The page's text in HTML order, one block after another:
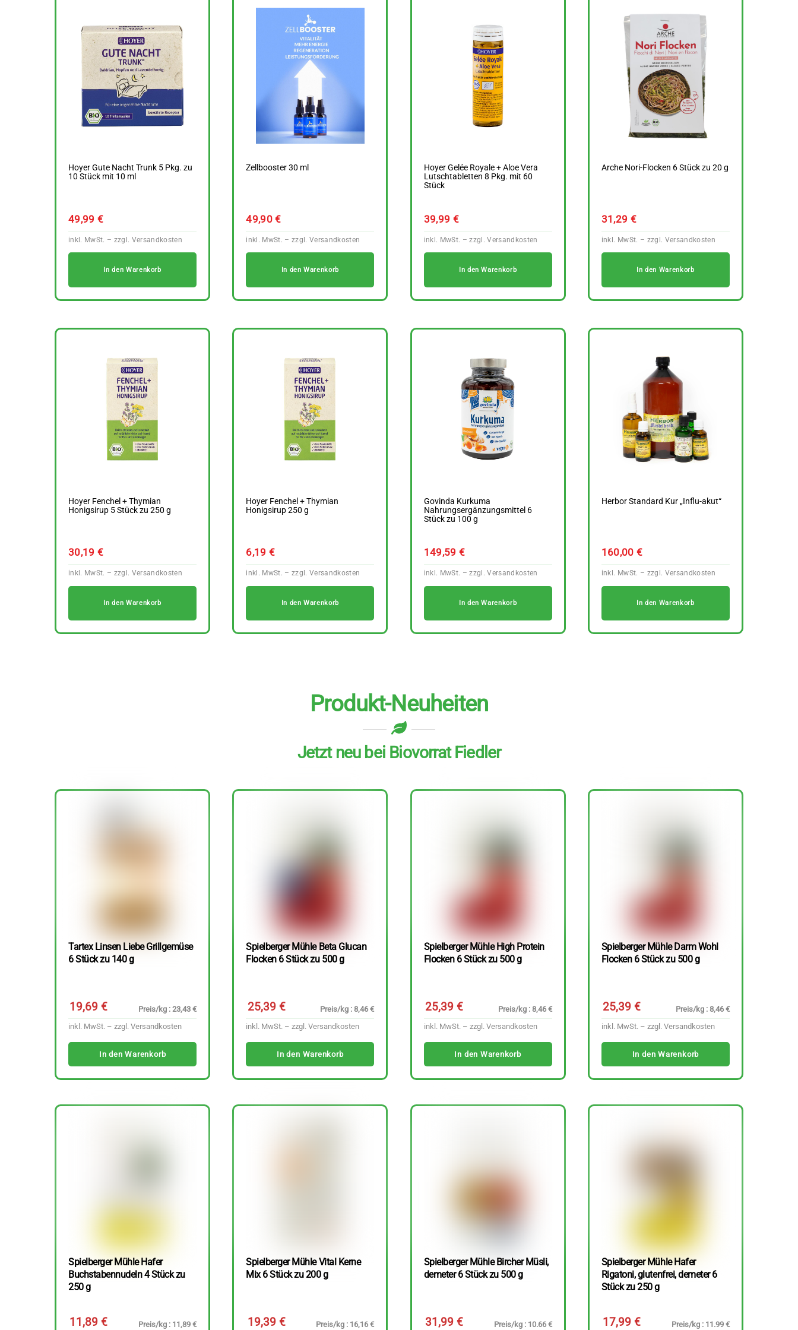
Hoyer Gute Nacht Trunk 5 Pkg. zu
10 Stück mit 10 ml
49,99€
In den Warenkorb
Zellbooster 30 ml
49,90€
In den Warenkorb
Hoyer Gelée Royale + Aloe Vera
Lutschtabletten 8 Pkg. mit 60
Stück
39,99 €
In den Warenkorb
Arche Nori-Flocken 6 Stück zu 20 g
31,29 €
In den Warenkorb
Hoyer Fenchel + Thymian
Honigsirup 5 Stück zu 250 g
30,19€
In den Warenkorb
Hoyer Fenchel + Thymian
Honigsirup 250 g
6,19 €
In den Warenkorb
Govinda Kurkuma
Nahrungsergänzungsmittel 6
Stück zu 100 g
149,59 €
In den Warenkorb
Herbor Standard Kur „Influ-akut“
160,00€
In den Warenkorb
Produkt-Neuheiten
Jetzt neu bei Biovorrat Fiedler
Tartex Linsen Liebe Grillgemüse
6 Stück zu 140 g
19,69€
Preis/kg : 23,43 €
inkl. MwSt. – zzgl. Versandkosten
In den Warenkorb
Spielberger Mühle Beta Glucan
Flocken 6 Stück zu 500 g
25,39 €
Preis/kg : 8,46 €
inkl. MwSt. – zzgl.Versandkosten
In den Warenkorb
Spielberger Mühle High Protein
Flocken 6 Stück zu 500 g
25,39 €
Preis/kg : 8,46 €
inkl. MwSt. – zzgl. Versandkosten
In den Warenkorb
Spielberger Mühle Darm Wohl
Flocken 6 Stück zu 500 g
25,39€
Preis/kg : 8,46 €
inkl. MwSt. – zzgl. Versandkosten
In den Warenkorb
Spielberger Mühle Hafer
Buchstabennudeln 4 Stück zu
250 g
11,89€ Preis/kg : 11,89 €
Spielberger Mühle Vital Kerne
Mix 6 Stück zu 200 g
19,39 € Preis/kg : 16,16 €
Spielberger Mühle Bircher Müsli,
demeter 6 Stück zu 500 g
31,99 € Preis/kg : 10.66 €
Spielberger Mühle Hafer
Rigatoni, glutenfrei, demeter 6
Stück zu 250 g
17,99€ Preis/kg : 11.99 €